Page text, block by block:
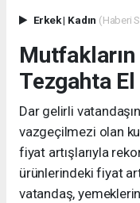
Erkek| Kadın (Haberi
Mutfakların
Tezgahta El
Dar gelirli
vazgeçilmezi olan
fiyat artışlarıyla
ürünlerindeki fiyat
vatandaş,